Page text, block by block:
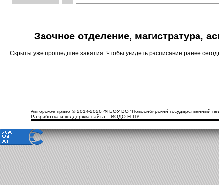
Заочное отделение, магистратура,
Скрыты уже прошедшие занятия. Чтобы увидеть расписание ранее
Авторское право © 2014-2026 ФГБОУ ВО "Новосибирский государственный
Разработка и поддержка сайта – ИОДО НГПУ